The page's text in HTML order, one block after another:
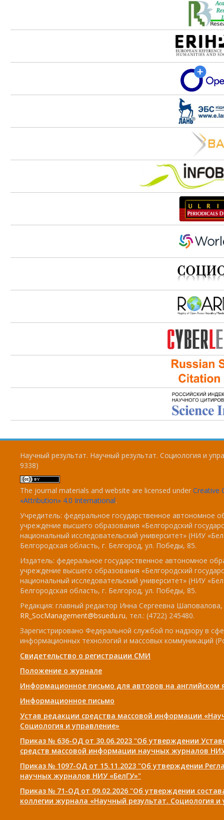
Научный результат. Научный результат. Социология и
9338)
The journal materials and website are licensed under Creative
«Attribution» 4.0 International.
Учредитель: федеральное государственное автономное
учреждение высшего образования «Белгородский
национальный исследовательский университет» (НИУ
Белгородская область, г. Белгород, ул. Победы, 85.
Издатель: федеральное государственное автономное
учреждение высшего образования «Белгородский
национальный исследовательский университет» (НИУ
Белгородская область, г. Белгород, ул. Победы, 85.
Редакция: главный редактор Инна Сергеевна
RR_SocManagement@bsuedu.ru, тел.: (4722) 245480.
Зарегистрировано Федеральной службой по надзору в
информационных технологий и массовых коммуникаций
Свидетельство о регистрации СМИ
Положение о журнале
Информационное письмо для авторов на английском
Информационное письмо
Устав редакции средства массовой информации
Социология и управление»
Приказ № 636-ОД от 30.06.2023 "Об утверждении
средств массовой информации научных журналов
Приказ № 1097-ОД от 15.11.2023 "Об утверждении
научных журналов НИУ «БелГУ»"
Приказ № 71-ОД от 09.02.2026 "Об утверждении
коллегии журнала «Научный результат. Социология и